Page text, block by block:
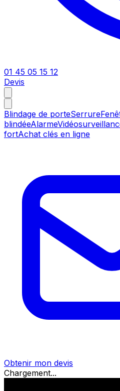
01 45 05 15 12
Devis
Blindage de porteSerrure
blindéeAlarme
fortAchat clés en ligne
Obtenir mon devis
Chargement...